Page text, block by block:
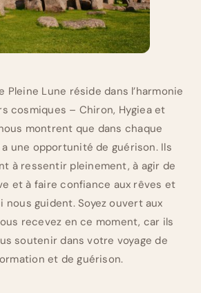
Pleine Lune réside dans l’harmonie
cosmiques – Chiron, Hygiea et
montrent que dans chaque
une opportunité de guérison. Ils
à ressentir pleinement, à agir de
et à faire confiance aux rêves et
nous guident. Soyez ouvert aux
recevez en ce moment, car ils
soutenir dans votre voyage de
et de guérison.